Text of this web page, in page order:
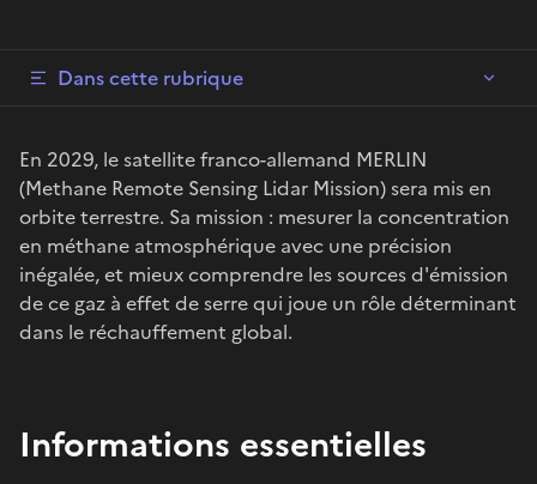
Dans cette rubrique
En 2029, le satellite franco-allemand MERLIN
(Methane Remote Sensing Lidar Mission) sera mis en
orbite terrestre. Sa mission : mesurer la concentration
en méthane atmosphérique avec une précision
inégalée, et mieux comprendre les sources d'émission
de ce gaz à effet de serre qui joue un rôle déterminant
dans le réchauffement global.
Informations essentielles